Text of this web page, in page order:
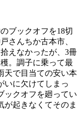
ブックオフを18切
さんちか古本市、
えなかったが、3冊
。調子に乗って最
天で目当ての安い本
いに欠けてしまっ
ックオフを廻ってい
が起きなくてそのま